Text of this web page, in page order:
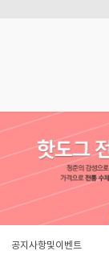
공지사항및이벤트